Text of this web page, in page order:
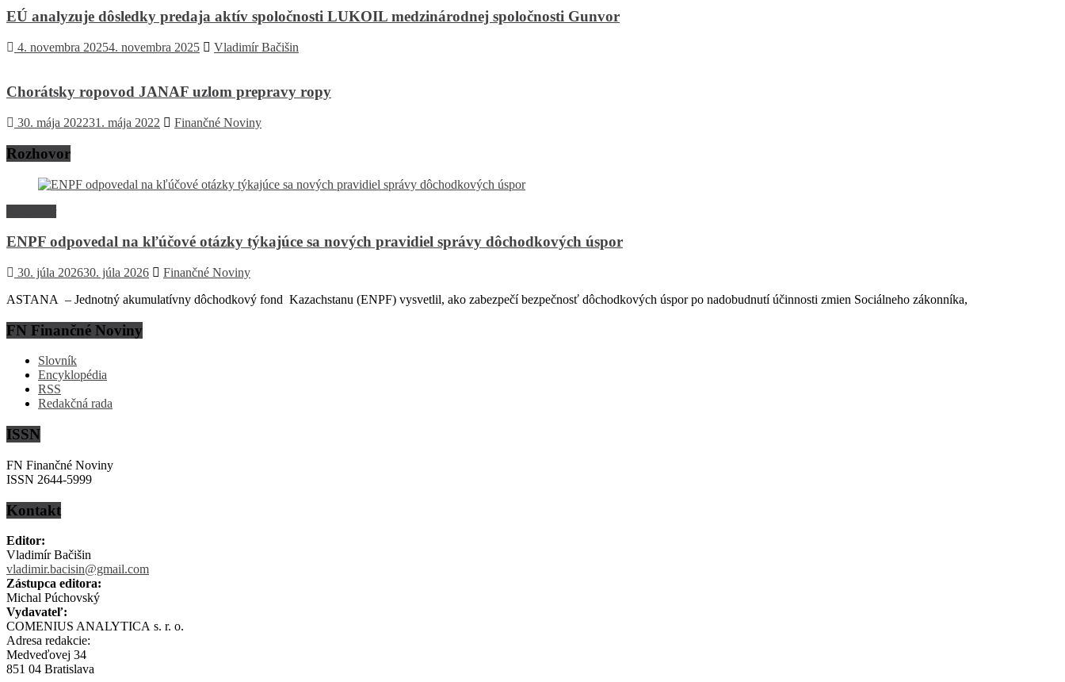
EÚ analyzuje dôsledky predaja aktív spoločnosti LUKOIL medzinárodnej spoločnosti Gunvor
4. novembra 20254. novembra 2025 Vladimír Bačišin
Chorátsky ropovod JANAF uzlom prepravy ropy
30. mája 202231. mája 2022 Finančné Noviny
Rozhovor
ENPF odpovedal na kľúčové otázky týkajúce sa nových pravidiel správy dôchodkových úspor
30. júla 202630. júla 2026
Finančné Noviny
ASTANA – Jednotný akumulatívny dôchodkový fond Kazachstanu (ENPF) vysvetlil, ako zabezpečí bezpečnosť dôchodkových úspor po nadobudnutí účinnosti zmien Sociálneho zákonníka,
FN Finančné Noviny
Slovník
Encyklopédia
RSS
Redakčná rada
ISSN
FN Finančné Noviny
ISSN 2644-5999
Kontakt
Editor:
Vladimír Bačišin
vladimir.bacisin@gmail.com
Zástupca editora:
Michal Púchovský
Vydavateľ:
COMENIUS ANALYTICA s. r. o.
Adresa redakcie:
Medveďovej 34
851 04 Bratislava